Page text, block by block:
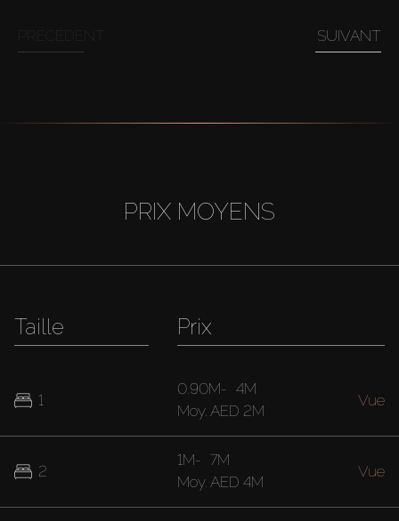
SUIVANT
PRIX MOYENS
Taille
1
2
Prix
0.90M- 4M
Moy. AED 2M
Vue
1M- 7M
Moy. AED 4M
Vue